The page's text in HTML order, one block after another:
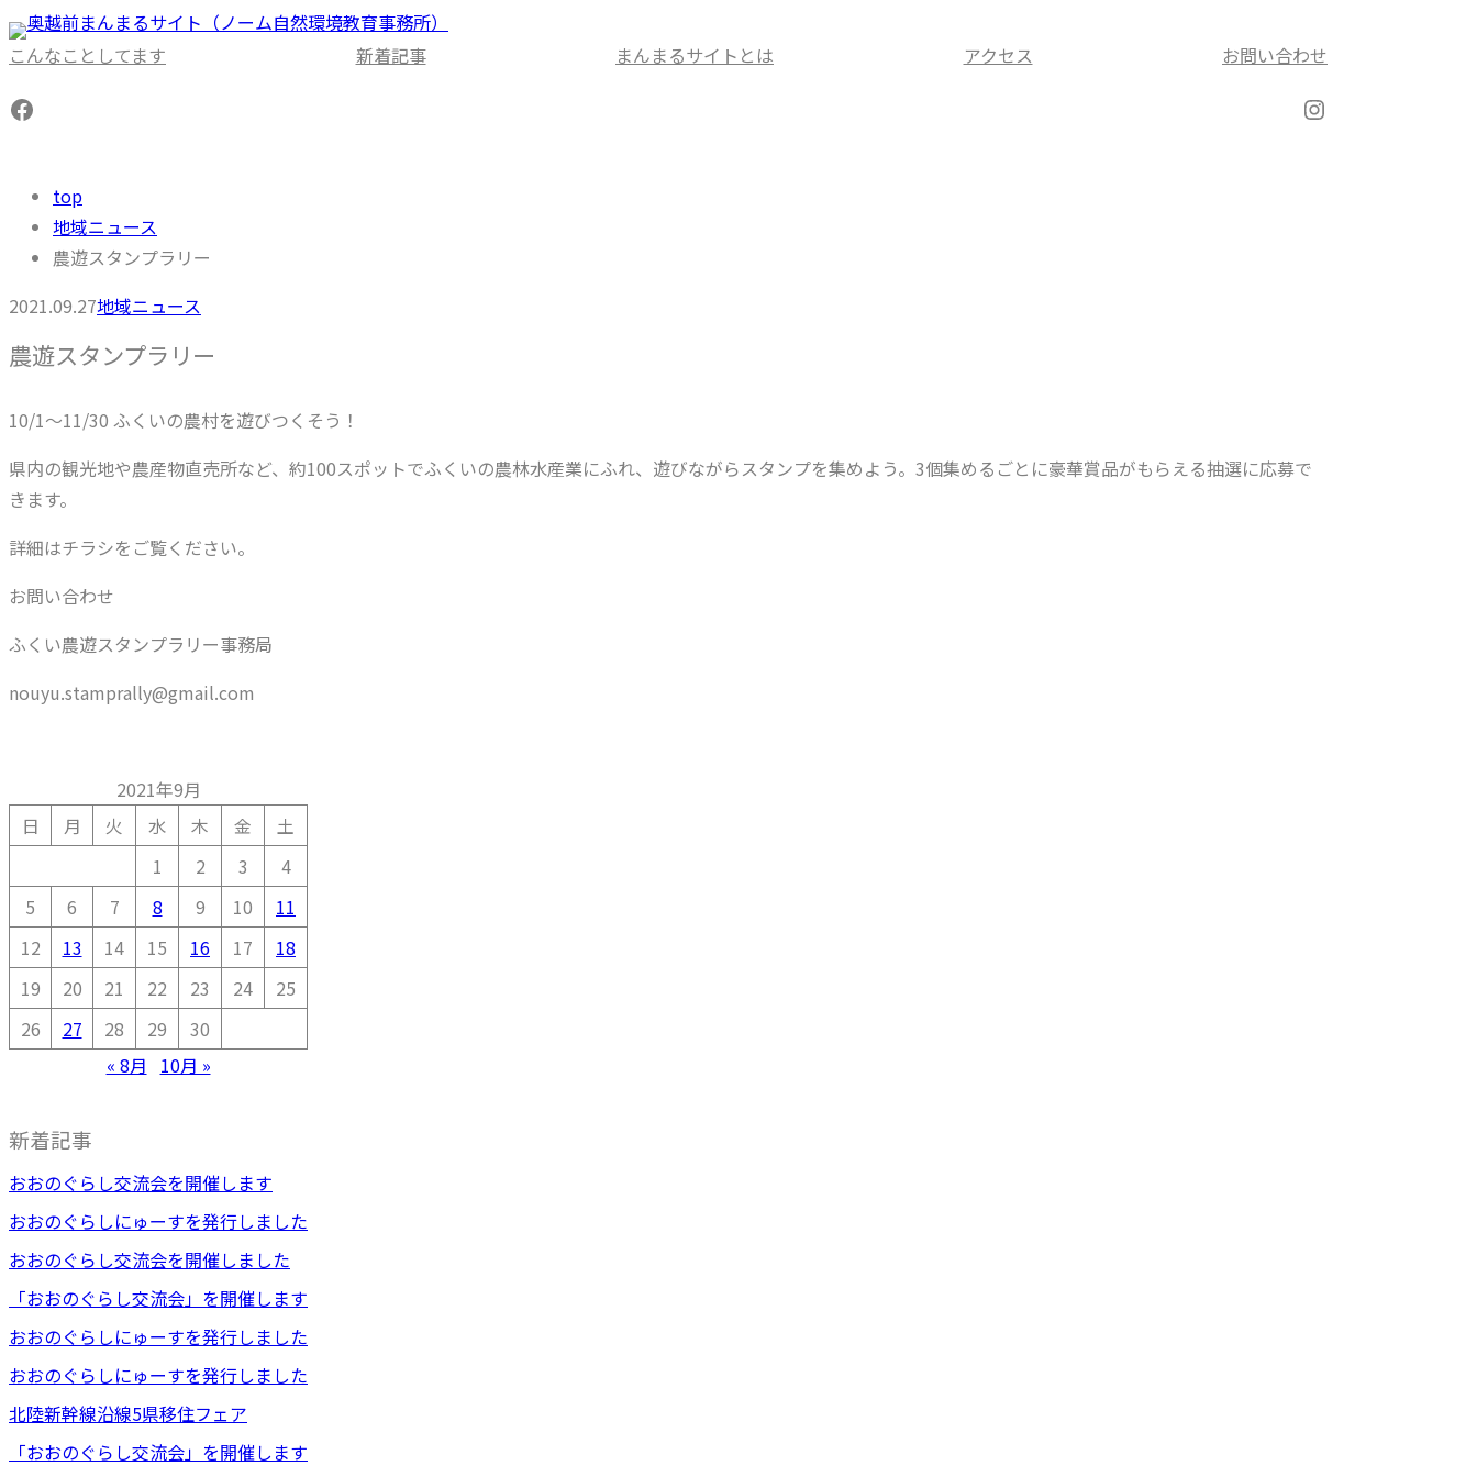
内
容
ス
こんなことしてます 新着記事 まんまるサイトとは アクセス お問い合わせ
Facebook Instagram
top
地域ニュース
農遊スタンプラリー
2021.09.27地域ニュース
農遊スタンプラリー
10/1～11/30 ふくいの農村を遊びつくそう！
県内の観光地や農産物直売所など、約100スポットでふくいの農林水産業にふれ、遊びながらスタンプを集めよう。3個集めるごとに豪華賞品がもらえる抽選に応募で
きます。
詳細はチラシをご覧ください。
お問い合わせ
ふくい農遊スタンプラリー事務局
nouyu.stamprally@gmail.com
2021年9月
日
月 火 水 木 金
土
1
2 3
4
5
6 7 8 9 10
11
12
13 14 15 16 17
18
19
20 21 22 23 24
25
26
27 28 29
30
« 8月
10月 »
新着記事
おおのぐらし交流会を開催します
おおのぐらしにゅーすを発行しました
おおのぐらし交流会を開催しました
「おおのぐらし交流会」を開催します
おおのぐらしにゅーすを発行しました
おおのぐらしにゅーすを発行しました
北陸新幹線沿線5県移住フェア
「おおのぐらし交流会」を開催します